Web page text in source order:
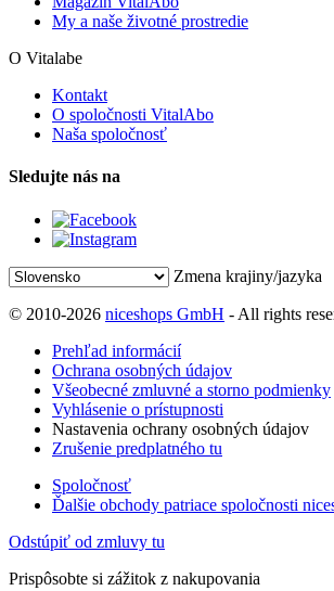
My a naše životné prostredie
O Vitalabe
Kontakt
O spoločnosti VitalAbo
Naša spoločnosť
Sledujte nás na
Zmena krajiny/jazyka
© 2010-2026 niceshops GmbH - All rights
Prehľad informácií
Ochrana osobných údajov
Všeobecné zmluvné a storno podmienky
Vyhlásenie o prístupnosti
Nastavenia ochrany osobných údajov
Zrušenie predplatného tu
Spoločnosť
Ďalšie obchody patriace spoločnosti
Odstúpiť od zmluvy tu
Prispôsobte si zážitok z nakupovania